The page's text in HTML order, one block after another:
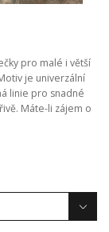
pro malé i větší
je univerzální
linie pro snadné
Máte-li zájem o